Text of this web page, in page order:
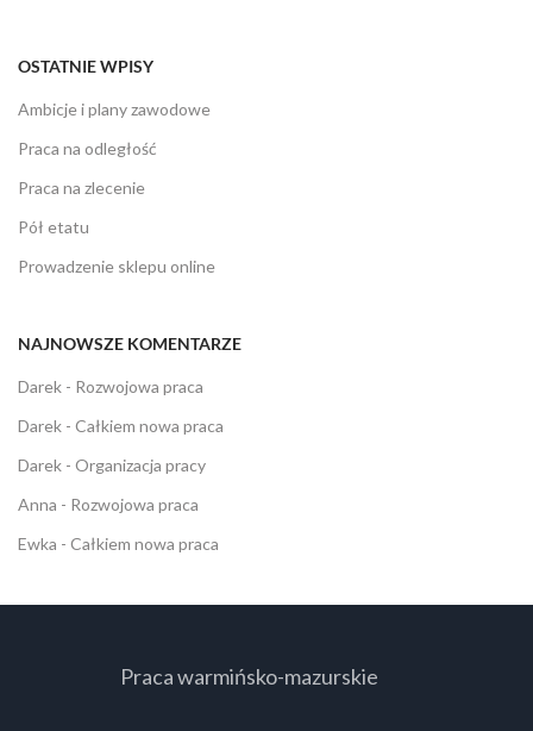
OSTATNIE WPISY
Ambicje i plany zawodowe
Praca na odległość
Praca na zlecenie
Pół etatu
Prowadzenie sklepu online
NAJNOWSZE KOMENTARZE
Darek - Rozwojowa praca
Darek - Całkiem nowa praca
Darek - Organizacja pracy
Anna - Rozwojowa praca
Ewka - Całkiem nowa praca
Praca warmińsko-mazurskie